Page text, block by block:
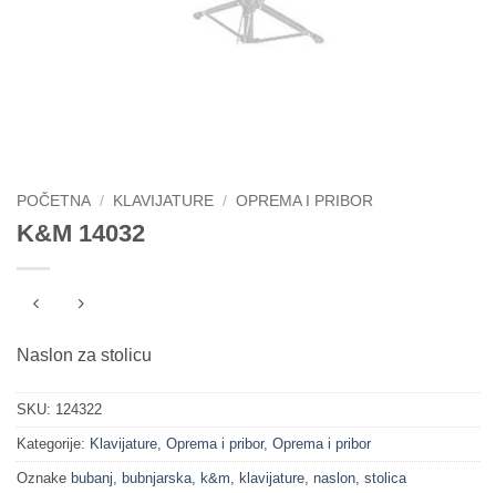
POČETNA / KLAVIJATURE / OPREMA I PRIBOR
K&M 14032
Naslon za stolicu
SKU: 124322
Kategorije: Klavijature Oprema i pribor, Oprema i pribor
Oznake bubanj bubnjarska k&m klavijature naslon stolica